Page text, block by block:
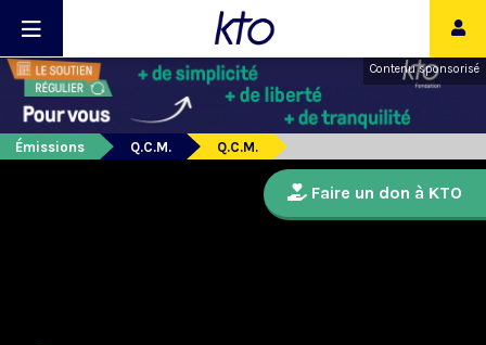
Contenu sponsorisé
Émissions Q.C.M. Q.C.M.
Faire un don à KTO